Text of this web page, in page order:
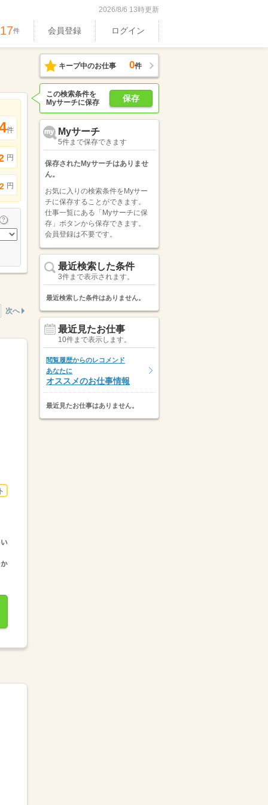
2026/8/6 13時更新
件 会員登録 ログイン
件
円
円
次へ
キープ中のお仕事 0件
保存
この検索条件を
Myサーチに保存
Myサーチ
5件まで保存できます
保存されたMyサーチはありませ
ん。
お気に入りの検索条件をMyサー
チに保存することができます。
仕事一覧にある「Myサーチに保
存」ボタンから保存できます。
会員登録は不要です。
最近検索した条件
3件まで表示されます。
最近検索した条件はありません。
最近見たお仕事
10件まで表示します。
閲覧履歴からのレコメンド
あなたに
オススメのお仕事情報
最近見たお仕事はありません。